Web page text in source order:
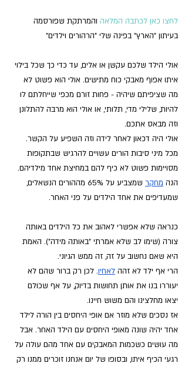
לחצו כאן לכתבה המלאה והמרתקת שפורסמה
בעיתון "הארץ" בפינה שלי "הרהורים וילדים"
אולי הילד שלכם עקשן או אלים, עד כדי כך שכל בילוי
איתו אפוף מאבקי כוח מתישים. אולי הוא פשוט לא
מה שציפיתם שיהיה - פחות זורם מכפי שייחלתם לו
להיות, שלילי מדי, תלותי, או אולי הוא מרבה להתלונן
וזה מבאס אתכם.
אולי היה דכאון לאחר לידה וזה השפיע על הקשר.
מכל מיני סיבות הורים עשויים להרגיש שבתקופות
מסויימות פשוט לא כיף להם במחיצת אחד מילדיהם.
הנה מחקר
שמצביע על 65% מההורים הנשאלים,
שמעדיפים את אחד הילדים על פני האחר.
כנראה שלא אפשרי לאהוב את כל הילדים באותה
צורה (שימו לב שלא אמרתי "באותה מידה"). האמת
היא שאם נחשוב על זה, זה ממש הגיוני.
הרי אף ילד לא זהה לאחיו. לכן רק ברור שהם לא
יעוררו בנו את אותן תחושות בדיוק, על אף שכולם
יצאו מחלצינו והם משוש חיינו.
אז נסכים שלא מוזר אם אופי היחסים בין הורה לילד
אחד יהיה שונה מאופי היחסים עם הילד האחר. אבל
מה עושים כשכמות המאבקים עם אחד מהם עולה על
רגעי הכיף איתו, ובסופו של יום אנחנו זוכרים ממנו רק